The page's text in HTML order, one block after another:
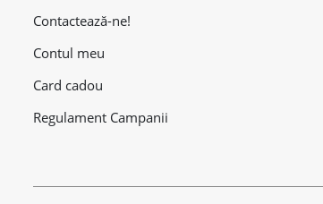
Contactează-ne!
Contul meu
Card cadou
Regulament Campanii